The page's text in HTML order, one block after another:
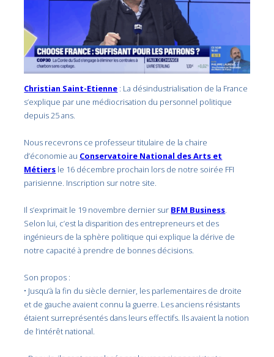
Christian Saint-Etienne : La désindustrialisation de la France
s’explique par une médiocrisation du personnel politique
depuis 25 ans.
Nous recevrons ce professeur titulaire de la chaire
d’économie au Conservatoire National des Arts et
Métiers le 16 décembre prochain lors de notre soirée FFI
parisienne. Inscription sur notre site.
Il s’exprimait le 19 novembre dernier sur BFM Business.
Selon lui, c’est la disparition des entrepreneurs et des
ingénieurs de la sphère politique qui explique la dérive de
notre capacité à prendre de bonnes décisions.
Son propos :
• Jusqu’à la fin du siècle dernier, les parlementaires de droite
et de gauche avaient connu la guerre. Les anciens résistants
étaient surreprésentés dans leurs effectifs. Ils avaient la notion
de l’intérêt national.